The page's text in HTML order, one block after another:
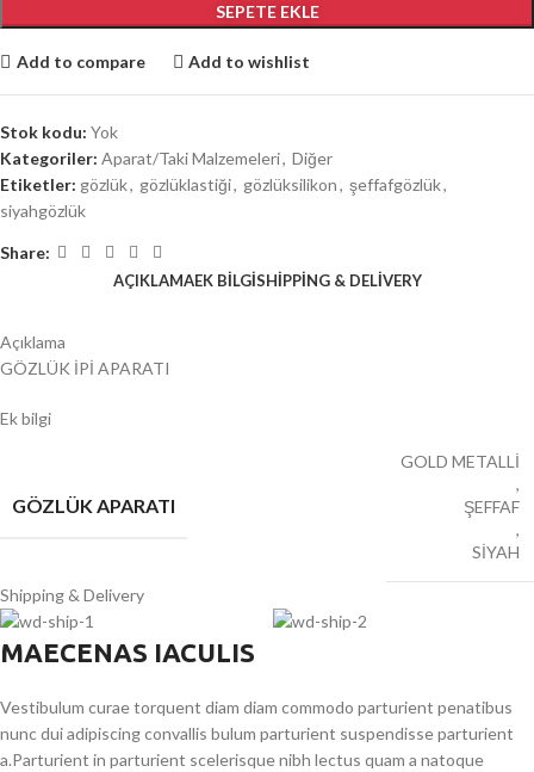
SEPETE EKLE
Add to compare Add to wishlist
Stok kodu: Yok
Kategoriler: Aparat/Taki Malzemeleri, Diğer
Etiketler: gözlük, gözlüklastiği, gözlüksilikon, şeffafgözlük,
siyahgözlük
Share:
AÇIKLAMAEK BILGISHIPPING & DELIVERY
Açıklama
GÖZLÜK İPİ APARATI
Ek bilgi
GÖZLÜK APARATI
GOLD METALLİ
,
ŞEFFAF
,
SİYAH
Shipping & Delivery
MAECENAS IACULIS
Vestibulum curae torquent diam diam commodo parturient penatibus
nunc dui adipiscing convallis bulum parturient suspendisse parturient
a.Parturient in parturient scelerisque nibh lectus quam a natoque